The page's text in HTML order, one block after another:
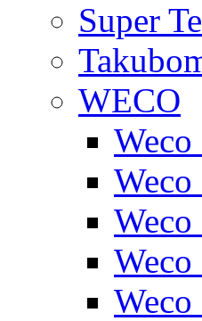
Super
WECO
Weco
Weco
Weco